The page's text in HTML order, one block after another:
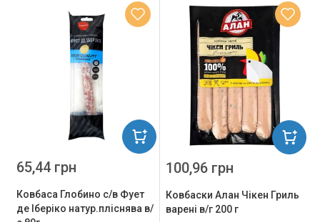
Ковбаса Глобино с/в Фует
де Іберіко натур.пліснява в/
65,44 грн
Ковбаски Алан Чікен Гриль
варені в/г 200 г
100,96 грн